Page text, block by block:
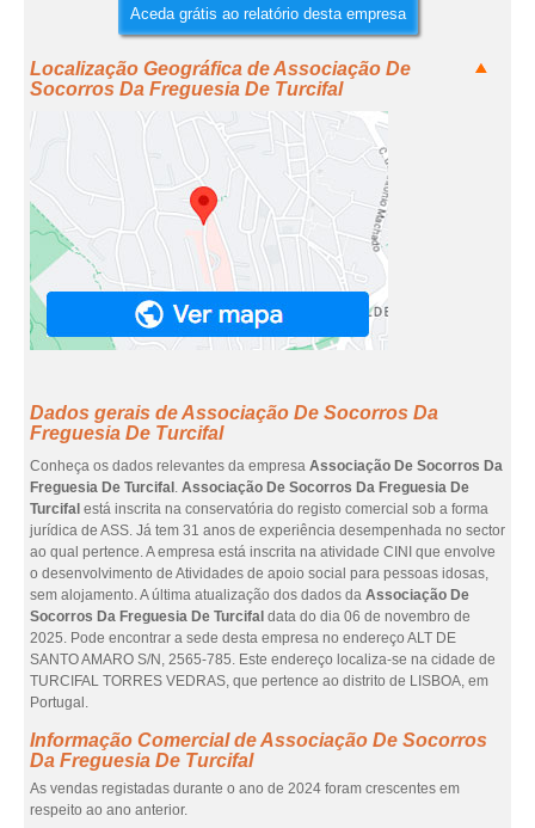
Aceda grátis ao relatório desta empresa
Localização Geográfica de Associação De
Socorros Da Freguesia De Turcifal
Dados gerais de Associação De Socorros Da
Freguesia De Turcifal
Conheça os dados relevantes da empresa Associação De Socorros Da
Freguesia De Turcifal . Associação De Socorros Da Freguesia De
Turcifal está inscrita na conservatória do registo comercial sob a forma
jurídica de ASS. Já tem 31 anos de experiência desempenhada no sector
ao qual pertence. A empresa está inscrita na atividade CINI que envolve
o desenvolvimento de Atividades de apoio social para pessoas idosas,
sem alojamento. A última atualização dos dados da Associação De
Socorros Da Freguesia De Turcifal data do dia 06 de novembro de
2025. Pode encontrar a sede desta empresa no endereço ALT DE
SANTO AMARO S/N, 2565-785. Este endereço localiza-se na cidade de
TURCIFAL TORRES VEDRAS, que pertence ao distrito de LISBOA, em
Portugal.
Informação Comercial de Associação De Socorros
Da Freguesia De Turcifal
As vendas registadas durante o ano de 2024 foram crescentes em
respeito ao ano anterior.